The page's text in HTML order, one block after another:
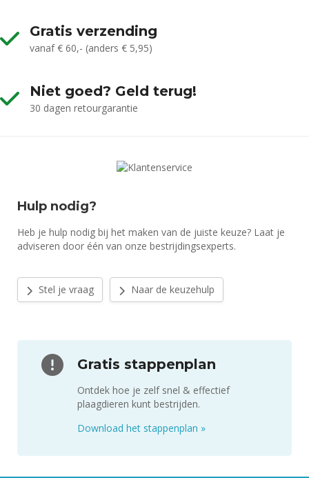
Gratis verzending
vanaf € 60,- (anders € 5,95)
Niet goed? Geld terug!
30 dagen retourgarantie
Hulp nodig?
Heb je hulp nodig bij het maken van de juiste keuze? Laat je
adviseren door één van onze bestrijdingsexperts.
Stel je vraag Naar de keuzehulp
Gratis stappenplan
Ontdek hoe je zelf snel & effectief
plaagdieren kunt bestrijden.
Download het stappenplan »